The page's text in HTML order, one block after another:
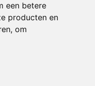
een betere
producten en
, om